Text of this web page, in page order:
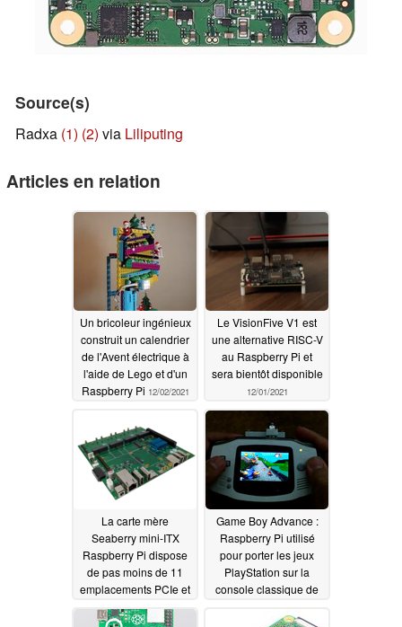
Source(s)
Radxa (1) (2) via Liliputing
Articles en relation
Un bricoleur ingénieux
construit un calendrier
de l'Avent électrique à
l'aide de Lego et d'un
Raspberry Pi 12/02/2021
Le VisionFive V1 est
une alternative RISC-V
au Raspberry Pi et
sera bientôt disponible
12/01/2021
La carte mère
Seaberry mini-ITX
Raspberry Pi dispose
de pas moins de 11
emplacements PCIe et
d'une solide sélection
de ports11/26/2021
Game Boy Advance :
Raspberry Pi utilisé
pour porter les jeux
PlayStation sur la
console classique de